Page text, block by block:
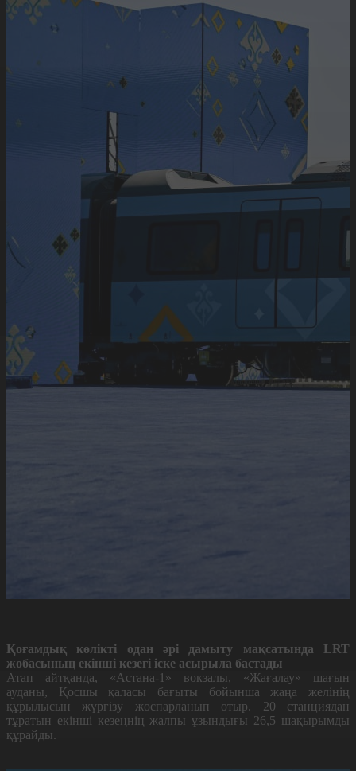
Қоғамдық көлікті одан әрі дамыту мақсатында LRT
жобасының екінші кезегі іске асырыла бастады
Атап айтқанда, «Астана-1» вокзалы, «Жағалау» шағын
ауданы, Қосшы қаласы бағыты бойынша жаңа желінің
құрылысын жүргізу жоспарланып отыр. 20 станциядан
тұратын екінші кезеңнің жалпы ұзындығы 26,5 шақырымды
құрайды.